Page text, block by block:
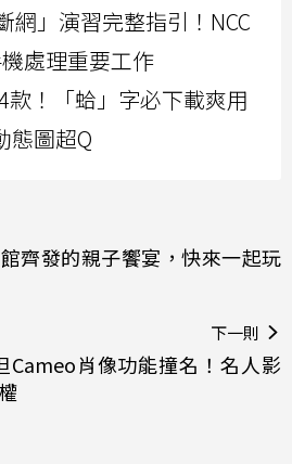
網」演習完整指引！NCC
處理重要工作
款！「蛤」字必下載爽用
態圖超Q
齊發的親子饗宴，快來一起玩
下一則
肖像功能撞名！名人影